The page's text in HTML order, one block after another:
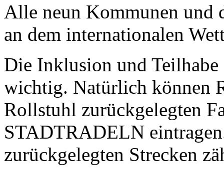
Alle neun Kommunen und
an dem internationalen
Die Inklusion und
wichtig. Natürlich können
Rollstuhl zurückgelegten
STADTRADELN
zurückgelegten Strecken